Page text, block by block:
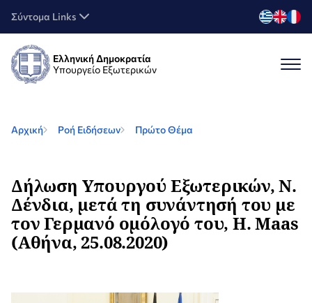
Σύντομα Links
Ελληνική Δημοκρατία
Υπουργείο Εξωτερικών
Αρχική Ροή Ειδήσεων Πρώτο Θέμα
Δήλωση Υπουργού Εξωτερικών, Ν.
Δένδια, μετά τη συνάντησή του με
τον Γερμανό ομόλογό του, H. Maas
(Αθήνα, 25.08.2020)